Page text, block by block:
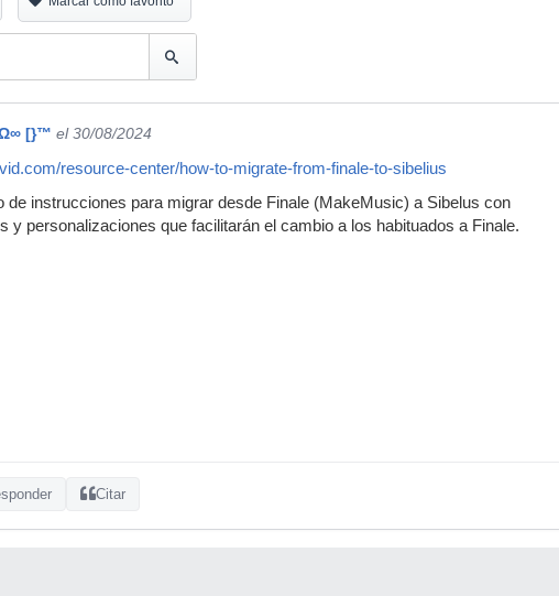
[}™ el 30/08/2024
resource-center/how-to-migrate-from-finale-to-sibelius
de instrucciones para migrar desde Finale (MakeMusic) a Sibelus con
y personalizaciones que facilitarán el cambio a los habituados a Finale.
Citar